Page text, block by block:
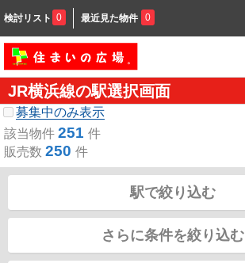
検討リスト 0 最近見た物件 0
JR横浜線の駅選択画面
募集中のみ表示
該当物件 251 件
販売数 250 件
駅で絞り込む
さらに条件を絞り込む